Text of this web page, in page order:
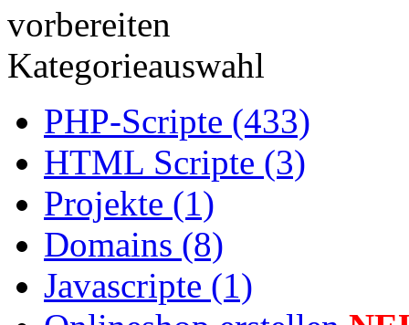
Kategorieauswahl
PHP-Scripte (433)
HTML Scripte (3)
Projekte (1)
Domains (8)
Javascripte (1)